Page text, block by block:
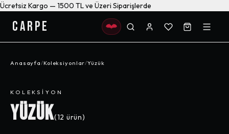
Ücretsiz Kargo — 1500 TL ve Üzeri Siparişlerde
CARPE
Anasayfa/Koleksiyonlar/Yüzük
KOLEKSIYON
YÜZÜK(12 ürün)